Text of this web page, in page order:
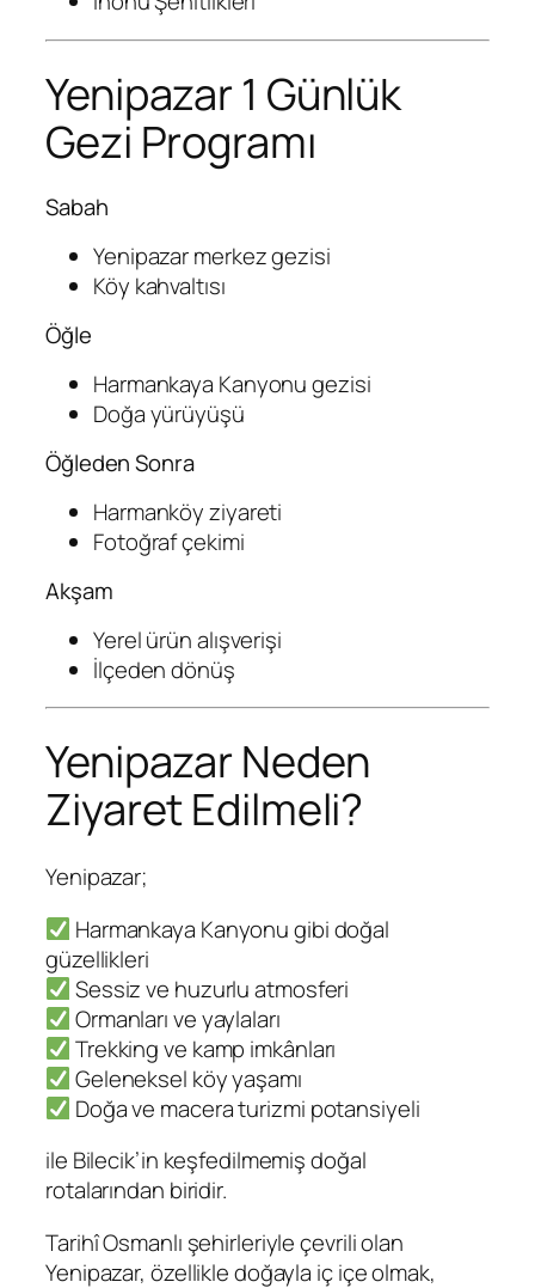
Yenipazar 1 Günlük
Gezi Programı
Sabah
Yenipazar merkez gezisi
Köy kahvaltısı
Öğle
Harmankaya Kanyonu gezisi
Doğa yürüyüşü
Öğleden Sonra
Harmanköy ziyareti
Fotoğraf çekimi
Akşam
Yerel ürün alışverişi
İlçeden dönüş
Yenipazar Neden
Ziyaret Edilmeli?
Yenipazar;
Harmankaya Kanyonu gibi doğal
güzellikleri
Sessiz ve huzurlu atmosferi
Ormanları ve yaylaları
Trekking ve kamp imkânları
Geleneksel köy yaşamı
Doğa ve macera turizmi potansiyeli
ile Bilecik’in keşfedilmemiş doğal
rotalarından biridir.
Tarihî Osmanlı şehirleriyle çevrili olan
Yenipazar, özellikle doğayla iç içe olmak,